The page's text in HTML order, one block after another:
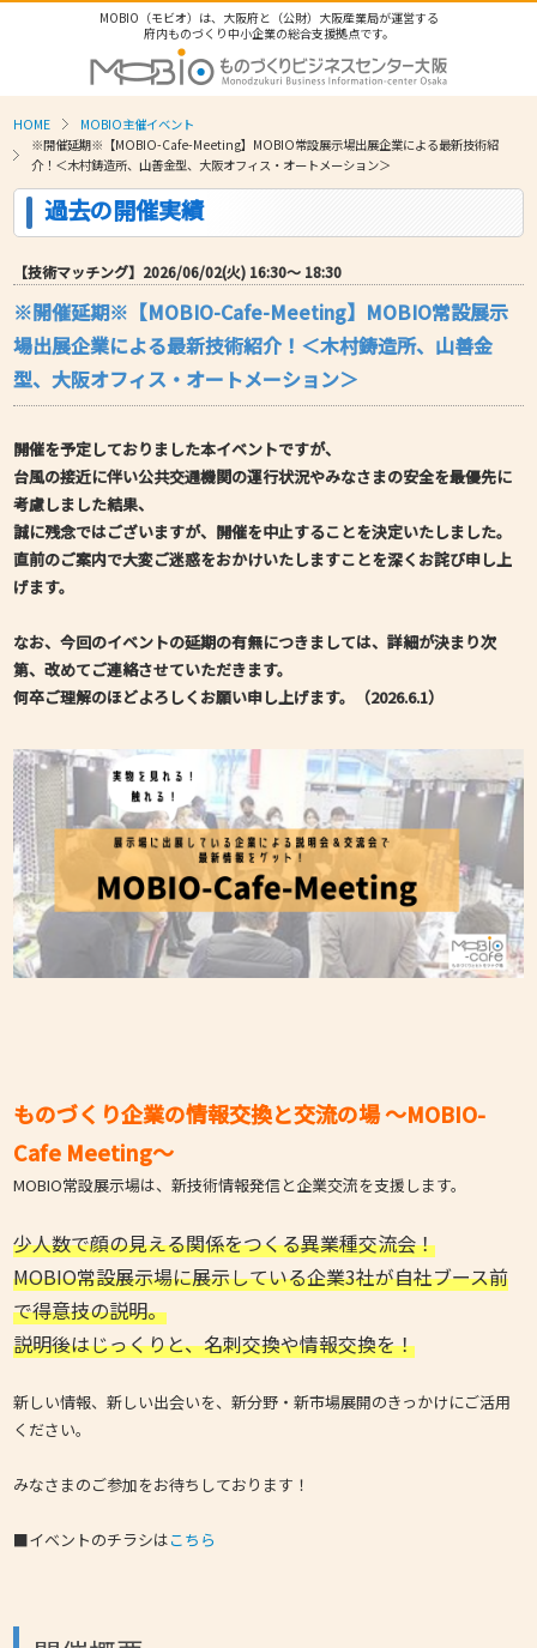
MOBIO（モビオ）は、大阪府と（公財）大阪産業局が運営する
府内ものづくり中小企業の総合支援拠点です。
HOME
MOBIO主催イベント
※開催延期※【MOBIO-Cafe-Meeting】MOBIO常設展示場出展企業による最新技術紹
介！＜木村鋳造所、山善金型、大阪オフィス・オートメーション＞
過去の開催実績
【技術マッチング】2026/06/02(火) 16:30〜 18:30
※開催延期※【MOBIO-Cafe-Meeting】MOBIO常設展示
場出展企業による最新技術紹介！＜木村鋳造所、山善金
型、大阪オフィス・オートメーション＞
開催を予定しておりました本イベントですが、
台風の接近に伴い公共交通機関の運行状況やみなさまの安全を最優先に
考慮しました結果、
誠に残念ではございますが、開催を中止することを決定いたしました。
直前のご案内で大変ご迷惑をおかけいたしますことを深くお詫び申し上
げます。
なお、今回のイベントの延期の有無につきましては、詳細が決まり次
第、改めてご連絡させていただきます。
何卒ご理解のほどよろしくお願い申し上げます。（2026.6.1）
ものづくり企業の情報交換と交流の場 ～MOBIO-
Cafe Meeting～
MOBIO常設展示場は、新技術情報発信と企業交流を支援します。
少人数で顔の見える関係をつくる異業種交流会！
MOBIO常設展示場に展示している企業3社が自社ブース前
で得意技の説明。
説明後はじっくりと、名刺交換や情報交換を！
新しい情報、新しい出会いを、新分野・新市場展開のきっかけにご活用
ください。
みなさまのご参加をお待ちしております！
■イベントのチラシはこちら